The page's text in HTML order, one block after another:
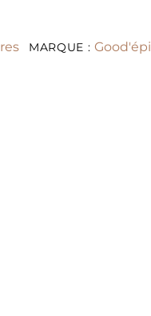
MARQUE :